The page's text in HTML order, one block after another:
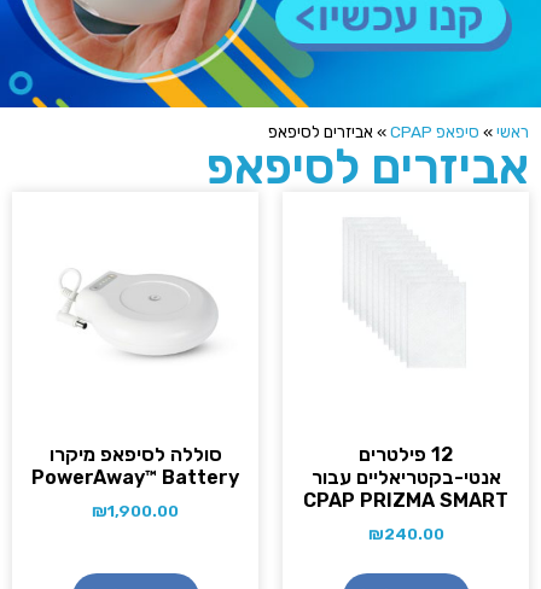
»סיפאפ CPAP »אביזרים לסיפאפ
לסיפאפ
12 פילטרים
אנטי-בקטריאליים עבור
CPAP PRIZMA SMART
₪240.00
סוללה לסיפאפ מיקרו
PowerAway™ Battery
₪1,900.00